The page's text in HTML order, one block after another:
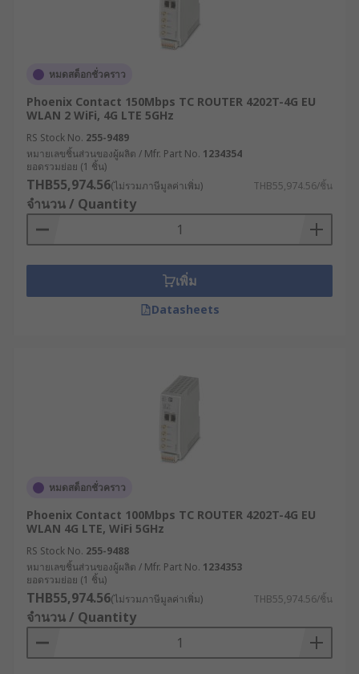
เราเตอร์อินเทอร์เน็ตคืออะไร
เราเตอร์อินเทอร์เน็ต หรือโมเด็มเราเตอร์ คืออุปกรณ์
เครือข่ายที่ช่วยให้เครื่องมือภายในอาคารสามารถ
เชื่อมต่อกับอินเทอร์เน็ตได้ โดยโมเด็มเราเตอร์จะรวม
ฟังก์ชันของโมเด็มและเราเตอร์ไว้ในอุปกรณ์เดียวกัน
โมเด็มทำหน้าที่รับบริการอินเทอร์เน็ตจากผู้ให้บริการ
เข้ามายังบ้านหรือสำนักงาน จากนั้นข้อมูลจะถูกส่งต่อ
ไปยังเราเตอร์ ซึ่งจะกระจายสัญญาณอินเทอร์เน็ตให้แก่
อุปกรณ์ WiFi ต่าง ๆ เช่น แล็ปท็อปหรือสมาร์ตโฟน การ
เชื่อมต่ออินเทอร์เน็ตนี้ประกอบด้วยข้อมูลแพ็กเก็ต เช่น
อีเมลหรือหน้าเว็บไซต์ ซึ่งมี IP Address ระบุปลายทาง
ของข้อมูลให้เราเตอร์ทราบ
ภายในเครือข่าย, วางเส้นทางของข้อมูล, ควบคุมความ
ปลอดภัยของระบบด้วย Firewall หรือ VPN และแบ่ง
เครือข่ายย่อย (Segmenting) เพื่อเพิ่มความปลอดภัย
ใช้เพียงเพื่อส่งต่อ IP แพ็กเก็ตระหว่างคอมพิวเตอร์กับ
อินเทอร์เน็ต แต่ในธุรกิจขนาดใหญ่จะต้องใช้เราเตอร์
ระดับองค์กรที่มีความสามารถมากกว่า เพื่อส่งข้อมูลไป
ในพื้นที่กว้างหรือ WAN (Wide Area Network) ซึ่ง
ข้อมูลอาจต้องผ่านเราเตอร์หลายตัวก่อนถึงปลายทาง
IP สุดท้าย
หลักการทำงานของเราเตอร์
อินเทอร์เน็ต
หมดสต็อกชั่วคราว
Phoenix Contact 150Mbps TC ROUTER 4202T-4G EU
WLAN 2 WiFi, 4G LTE 5GHz
RS Stock No. 255-9489
หมายเลขชิ้นส่วนของผู้ผลิต / Mfr. Part No. 1234354
ยอดรวมย่อย (1 ชิ้น)
THB55,974.56(ไม่รวมภาษีมูลค่าเพิ่ม) THB55,974.56/ชิ้น
จำนวน / Quantity
เพิ่ม
Datasheets
หมดสต็อกชั่วคราว
Phoenix Contact 100Mbps TC ROUTER 4202T-4G EU
WLAN 4G LTE, WiFi 5GHz
RS Stock No. 255-9488
หมายเลขชิ้นส่วนของผู้ผลิต / Mfr. Part No. 1234353
ยอดรวมย่อย (1 ชิ้น)
THB55,974.56(ไม่รวมภาษีมูลค่าเพิ่ม) THB55,974.56/ชิ้น
จำนวน / Quantity